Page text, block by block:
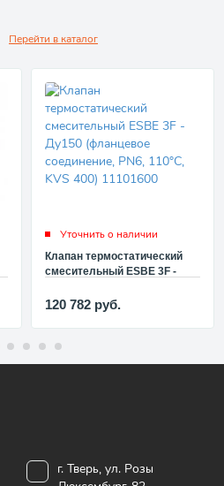
Перейти в каталог
Уточнить о наличии
Клапан термостатический
смесительный ESBE 3F -
соединение, PN6, 110°C, KVS
120 782 руб.
г. Тверь, ул. Розы